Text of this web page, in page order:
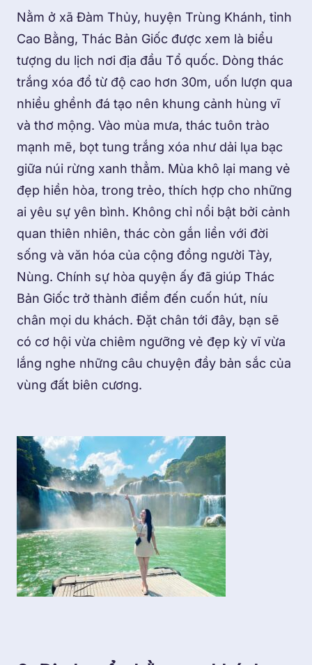
Nằm ở xã Đàm Thủy, huyện Trùng Khánh, tỉnh
Cao Bằng, Thác Bản Giốc được xem là biểu
tượng du lịch nơi địa đầu Tổ quốc. Dòng thác
trắng xóa đổ từ độ cao hơn 30m, uốn lượn qua
nhiều ghềnh đá tạo nên khung cảnh hùng vĩ
và thơ mộng. Vào mùa mưa, thác tuôn trào
mạnh mẽ, bọt tung trắng xóa như dải lụa bạc
giữa núi rừng xanh thẳm. Mùa khô lại mang vẻ
đẹp hiền hòa, trong trẻo, thích hợp cho những
ai yêu sự yên bình. Không chỉ nổi bật bởi cảnh
quan thiên nhiên, thác còn gắn liền với đời
sống và văn hóa của cộng đồng người Tày,
Nùng. Chính sự hòa quyện ấy đã giúp Thác
Bản Giốc trở thành điểm đến cuốn hút, níu
chân mọi du khách. Đặt chân tới đây, bạn sẽ
có cơ hội vừa chiêm ngưỡng vẻ đẹp kỳ vĩ vừa
lắng nghe những câu chuyện đầy bản sắc của
vùng đất biên cương.